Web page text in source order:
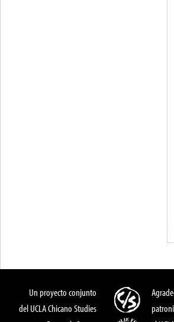
Un proyecto conjunto
del UCLA Chicano Studies